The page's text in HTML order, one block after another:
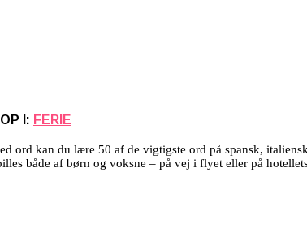
I: FERIE
ord kan du lære 50 af de vigtigste ord på spansk,
både af børn og voksne – på vej i flyet eller på